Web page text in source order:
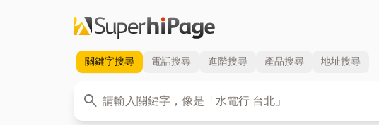
關鍵字搜尋 電話搜尋 進階搜尋 產品搜尋 地址搜尋
search
關鍵字